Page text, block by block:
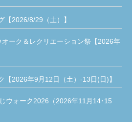
【2026/8/29（土）】
ーク＆レクリエーション祭【2026年
【2026年9月12日（土）-13日(日)】
ウォーク2026（2026年11月14･15